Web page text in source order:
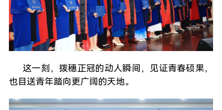
这一刻，拨穗正冠的动人瞬间，见证青春硕果，
也目送青年踏向更广阔的天地。